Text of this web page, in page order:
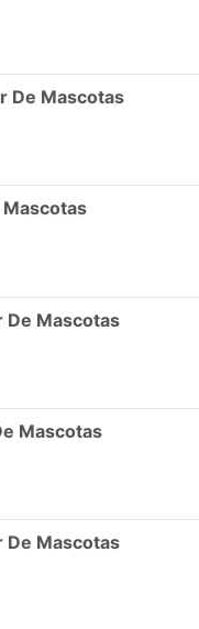
De Mascotas
De Mascotas
Mascotas
De Mascotas